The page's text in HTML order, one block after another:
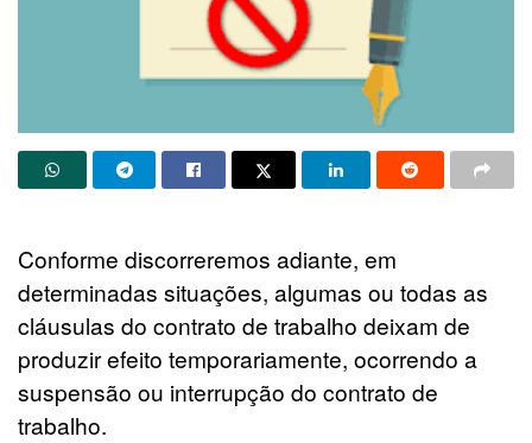
Conforme discorreremos adiante, em
determinadas situações, algumas ou todas as
cláusulas do contrato de trabalho deixam de
produzir efeito temporariamente, ocorrendo a
suspensão ou interrupção do contrato de
trabalho.